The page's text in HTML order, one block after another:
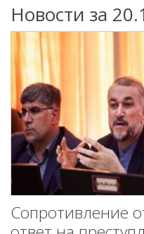
Новости за
Сопротивление